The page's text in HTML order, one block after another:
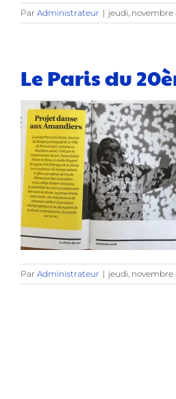
Par Administrateur | jeudi, novembre
Le Paris du
Par Administrateur | jeudi, novembre